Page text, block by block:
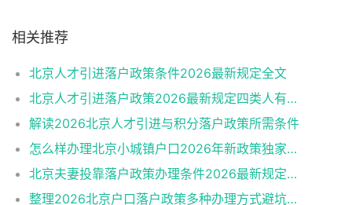
相关推荐
北京人才引进落户政策条件2026最新规定全文
北京人才引进落户政策2026最新规定四类人有资格
解读2026北京人才引进与积分落户政策所需条件
怎么样办理北京小城镇户口2026年新政策独家解读
北京夫妻投靠落户政策办理条件2026最新规定消息
整理2026北京户口落户政策多种办理方式避坑指南